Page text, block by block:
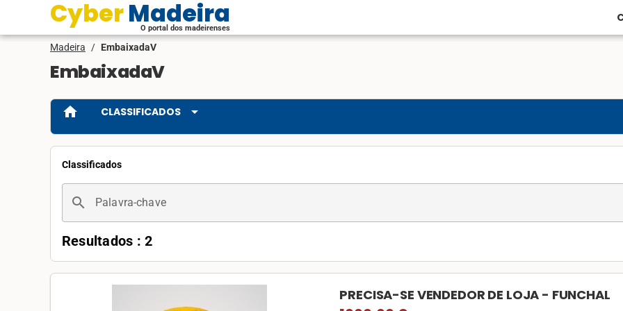
Cyber Madeira
O portal dos madeirenses
Madeira / EmbaixadaV
EmbaixadaV
home CLASSIFICADOS arrow_drop_down
Classificados
search Palavra-chave
Resultados : 2
PRECISA-SE VENDEDOR DE LOJA - FUNCHAL